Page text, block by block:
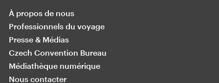
À propos de nous
Professionnels du voyage
Presse & Médias
Czech Convention Bureau
Médiathèque numérique
Nous contacter